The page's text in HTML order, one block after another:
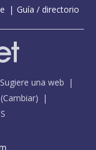
Guía / directorio
Sugiere una web
(Cambiar)